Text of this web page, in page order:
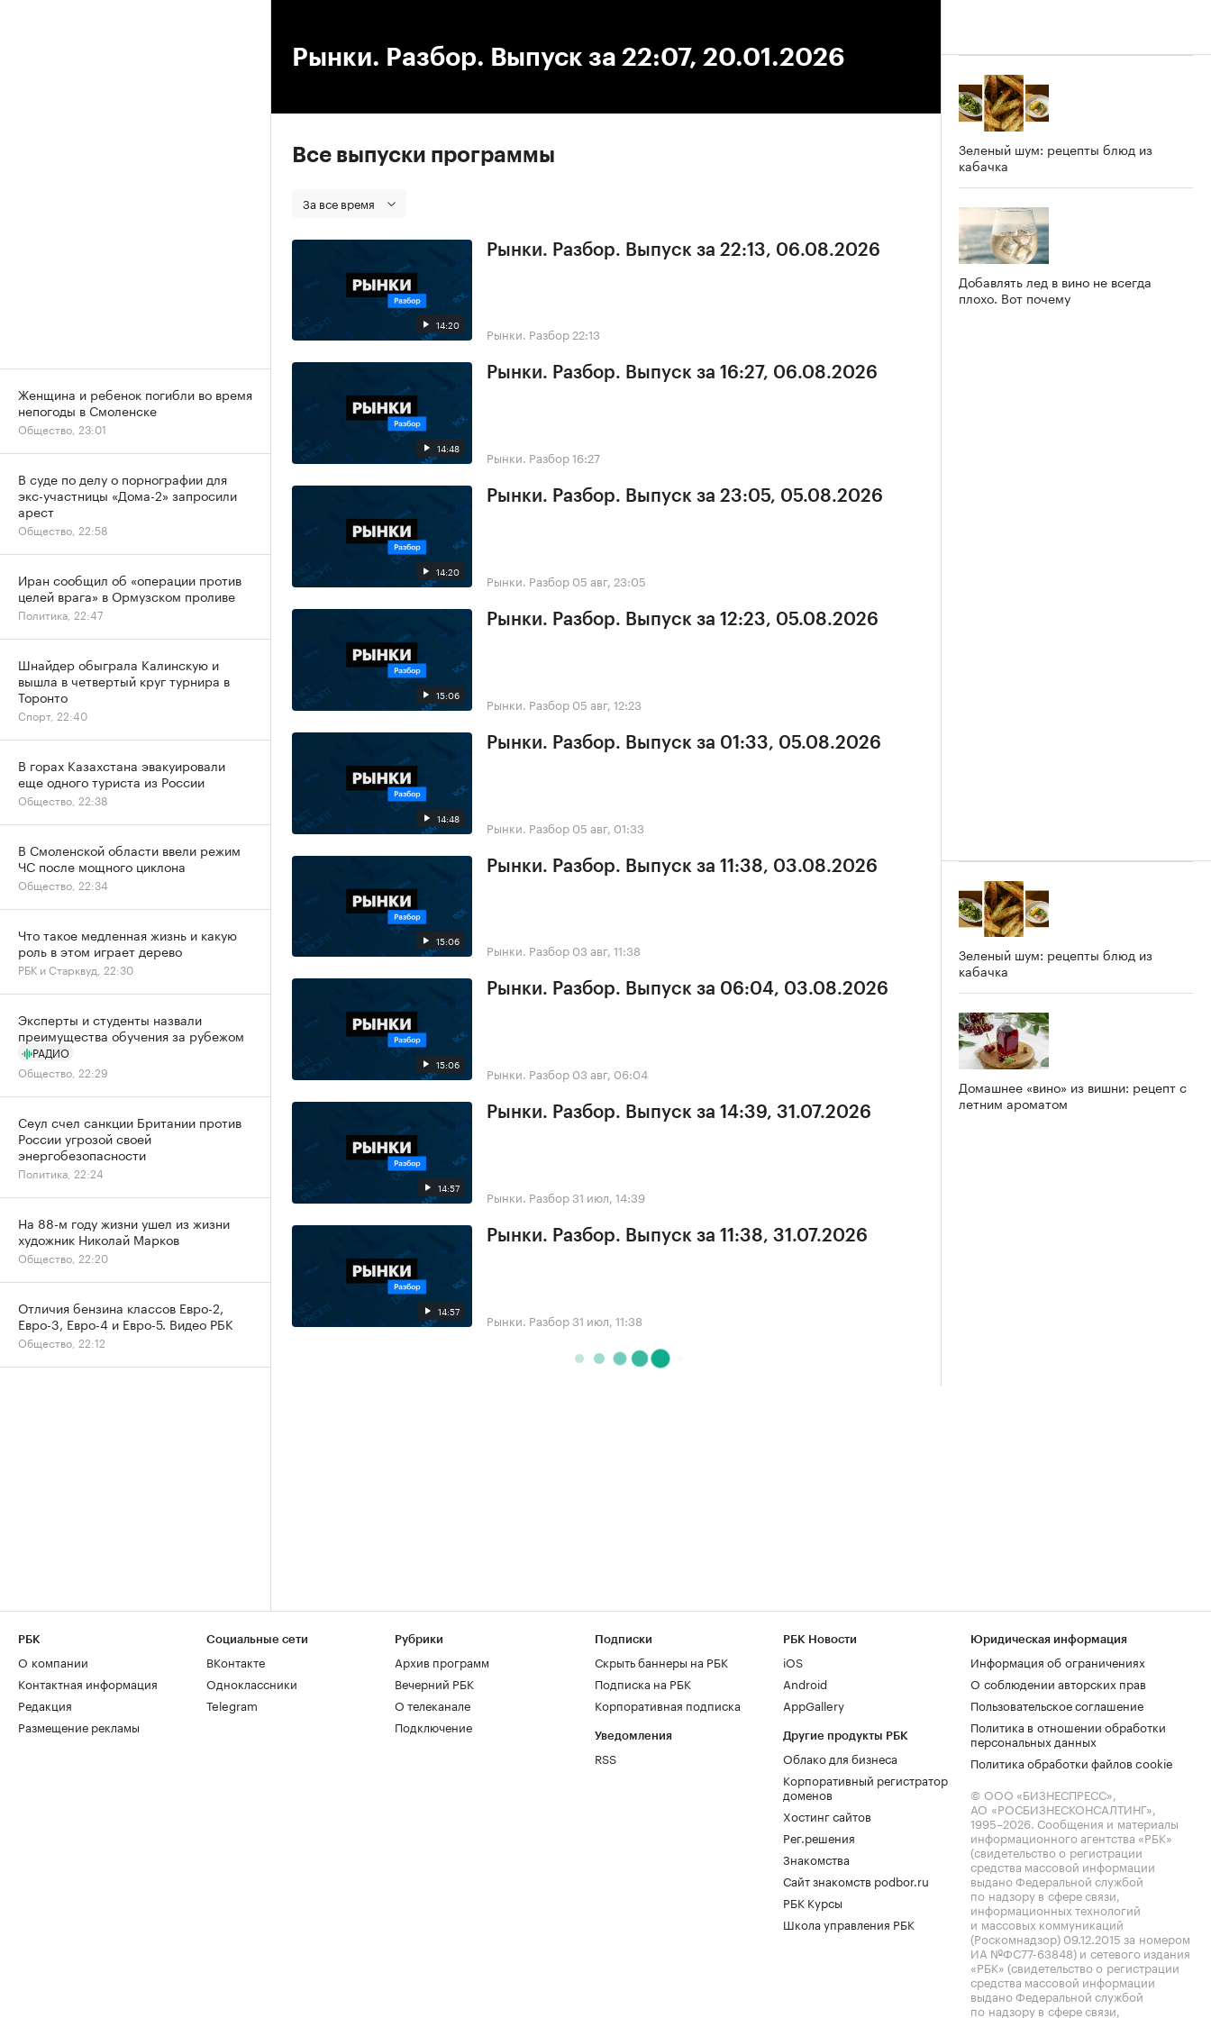
Рынки. Разбор. Выпуск за 22:07, 20.01.2026
Все выпуски программы
За все время
14:20
Рынки. Разбор. Выпуск за 22:13, 06.08.2026
Рынки. Разбор 22:13
14:48
Рынки. Разбор. Выпуск за 16:27, 06.08.2026
Рынки. Разбор16:27
14:20
Рынки. Разбор. Выпуск за 23:05, 05.08.2026
Рынки. Разбор 05 авг, 23:05
15:06
Рынки. Разбор. Выпуск за 12:23, 05.08.2026
Рынки. Разбор 05 авг, 12:23
14:48
Рынки. Разбор. Выпуск за 01:33, 05.08.2026
Рынки. Разбор 05 авг, 01:33
15:06
Рынки. Разбор. Выпуск за 11:38, 03.08.2026
Рынки. Разбор 03 авг, 11:38
15:06
Рынки. Разбор. Выпуск за 06:04, 03.08.2026
Рынки. Разбор 03 авг, 06:04
14:57
Рынки. Разбор. Выпуск за 14:39, 31.07.2026
Рынки. Разбор31 июл, 14:39
14:57
Рынки. Разбор. Выпуск за 11:38, 31.07.2026
Рынки. Разбор31 июл, 11:38
Зеленый шум: рецепты блюд из
кабачка
Добавлять лед в вино не всегда
плохо. Вот почему
Зеленый шум: рецепты блюд из
кабачка
Домашнее «вино» из вишни: рецепт с
летним ароматом
Женщина и ребенок погибли во время
непогоды в Смоленске
Общество, 23:01
В суде по делу о порнографии для
экс-участницы «Дома-2» запросили
арест
Общество, 22:58
Иран сообщил об «операции против
целей врага» в Ормузском проливе
Политика, 22:47
Шнайдер обыграла Калинскую и
вышла в четвертый круг турнира в
Торонто
Спорт, 22:40
В горах Казахстана эвакуировали
еще одного туриста из России
Общество, 22:38
В Смоленской области ввели режим
ЧС после мощного циклона
Общество, 22:34
Что такое медленная жизнь и какую
роль в этом играет дерево
РБК и Старквуд, 22:30
Эксперты и студенты назвали
преимущества обучения за рубежом
РАДИО
Общество, 22:29
Сеул счел санкции Британии против
России угрозой своей
энергобезопасности
Политика, 22:24
На 88-м году жизни ушел из жизни
художник Николай Марков
Общество, 22:20
Отличия бензина классов Евро-2,
Евро-3, Евро-4 и Евро-5. Видео РБК
Общество, 22:12
РБК
О компании
Контактная информация
Редакция
Размещение рекламы
Социальные сети
ВКонтакте
Одноклассники
Telegram
Рубрики
Архив программ
Вечерний РБК
О телеканале
Подключение
Подписки
Скрыть баннеры на РБК
Подписка на РБК
Корпоративная подписка
Уведомления
RSS
РБК Новости
iOS
Android
AppGallery
Другие продукты РБК
Облако для бизнеса
Корпоративный регистратор
доменов
Хостинг сайтов
Рег.решения
Знакомства
Сайт знакомств podbor.ru
РБК Курсы
Школа управления РБК
Юридическая информация
Информация об ограничениях
О соблюдении авторских прав
Пользовательское соглашение
Политика в отношении обработки
персональных данных
Политика обработки файлов cookie
© ООО «БИЗНЕСПРЕСС»,
АО «РОСБИЗНЕСКОНСАЛТИНГ»,
1995–2026. Сообщения и материалы
информационного агентства «РБК»
(свидетельство о регистрации
средства массовой информации
выдано Федеральной службой
по надзору в сфере связи,
информационных технологий
и массовых коммуникаций
(Роскомнадзор) 09.12.2015 за номером
ИА №ФС77-63848) и сетевого издания
«РБК» (свидетельство о регистрации
средства массовой информации
выдано Федеральной службой
по надзору в сфере связи,